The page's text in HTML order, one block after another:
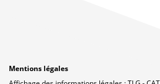
Mentions légales